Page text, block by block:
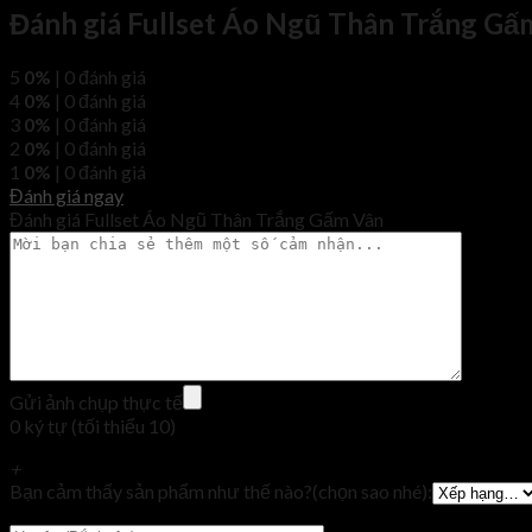
Đánh giá Fullset Áo Ngũ Thân Trắng
5 0% | 0 đánh giá
4 0% | 0 đánh giá
3 0% | 0 đánh giá
2 0% | 0 đánh giá
1 0% | 0 đánh giá
Đánh giá ngay
Đánh giá Fullset Áo Ngũ Thân Trắng Gấm Vân
Gửi ảnh chụp thực tế
0 ký tự (tối thiểu 10)
+
Bạn cảm thấy sản phẩm như thế nào?(chọn sao nhé):